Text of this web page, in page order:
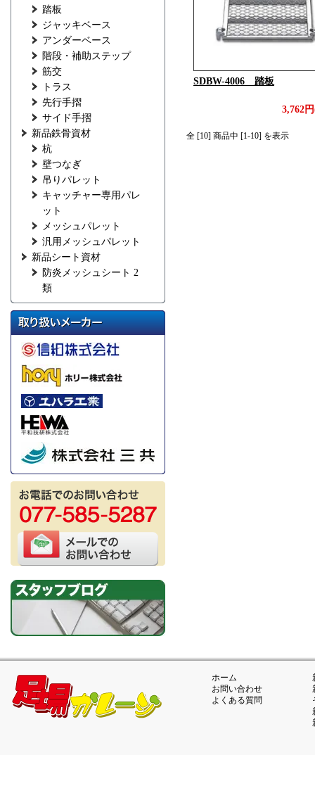
踏板
ジャッキベース
アンダーベース
階段・補助ステップ
筋交
トラス
先行手摺
サイド手摺
新品鉄骨資材
杭
壁つなぎ
吊りパレット
キャッチャー専用パレ
ット
メッシュパレット
汎用メッシュパレット
新品シート資材
防炎メッシュシート 2
類
SDBW-4006 踏板
3,762
全 [10] 商品中 [1-10] を表示
ホーム
お問い合わせ
よくある質問